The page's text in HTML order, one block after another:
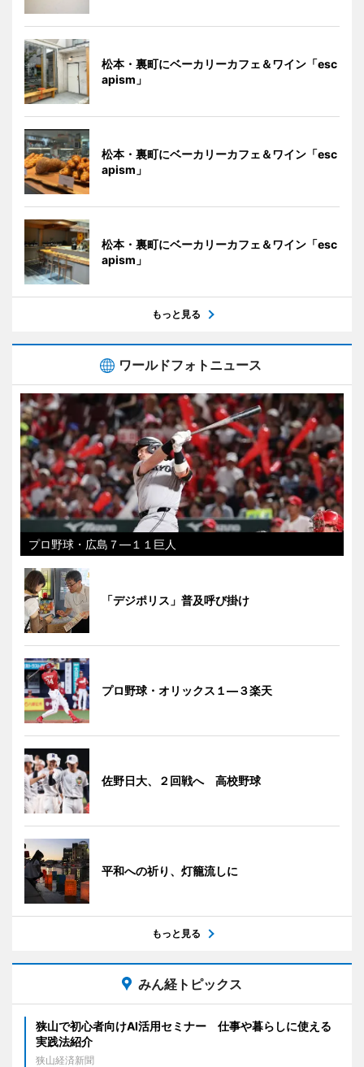
松本・裏町にベーカリーカフェ＆ワイン「esc
apism」
松本・裏町にベーカリーカフェ＆ワイン「esc
apism」
松本・裏町にベーカリーカフェ＆ワイン「esc
apism」
もっと見る
ワールドフォトニュース
プロ野球・広島７―１１巨人
「デジポリス」普及呼び掛け
プロ野球・オリックス１―３楽天
佐野日大、２回戦へ 高校野球
平和への祈り、灯籠流しに
もっと見る
みん経トピックス
狭山で初心者向けAI活用セミナー 仕事や暮らしに使える
実践法紹介
狭山経済新聞